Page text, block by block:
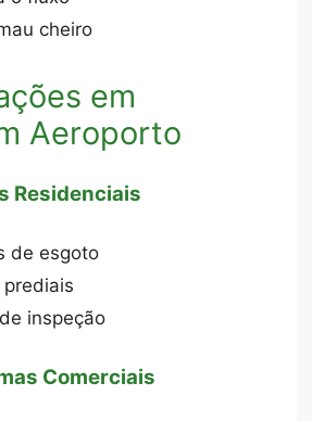
cheiro
em
Aeroporto
Residenciais
de esgoto
prediais
inspeção
Comerciais